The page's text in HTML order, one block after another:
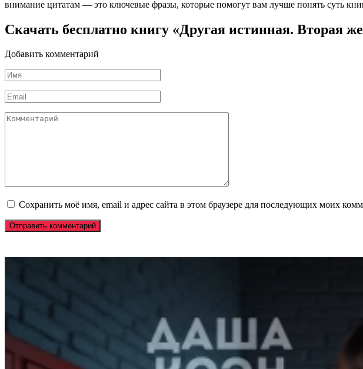
внимание цитатам — это ключевые фразы, которые помогут вам лучше понять суть
Скачать бесплатно книгу «Другая истинная. Вторая
Добавить комментарий
Имя
*
Email
*
Комментарий
Сохранить моё имя, email и адрес сайта в этом браузере для последующих моих